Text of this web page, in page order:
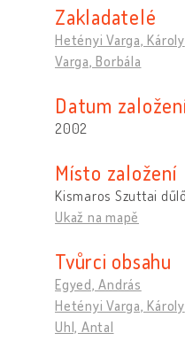
Zakladatelé
Hetényi Varga, Károly
Varga, Borbála
Datum
2002
Místo založení
Kismaros Szuttai
Ukaž na mapě
Tvůrci obsahu
Egyed, András
Hetényi Varga, Károly
Uhl, Antal